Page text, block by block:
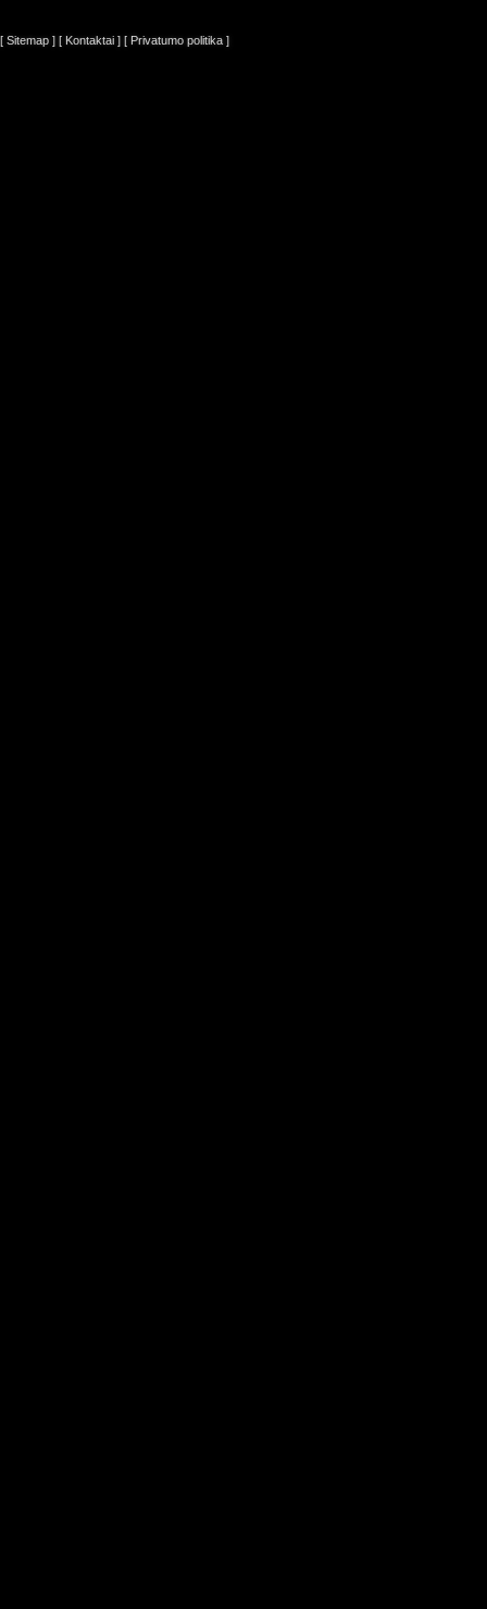
[ Sitemap ] [ Kontaktai ] [ Privatumo politika ]